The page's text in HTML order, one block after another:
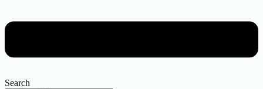
Search